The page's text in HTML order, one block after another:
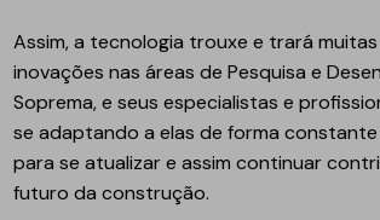
Assim, a tecnologia trouxe e trará
inovações nas áreas de Pesquisa e
Soprema, e seus especialistas e
se adaptando a elas de forma
para se atualizar e assim continuar
futuro da construção.